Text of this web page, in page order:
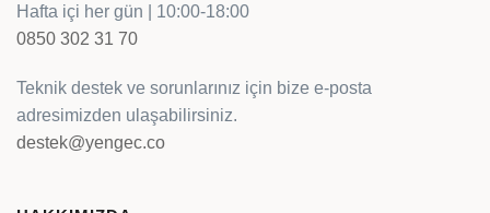
Hafta içi her gün | 10:00-18:00
0850 302 31 70
Teknik destek ve sorunlarınız için bize e-posta
adresimizden ulaşabilirsiniz.
destek@yengec.co